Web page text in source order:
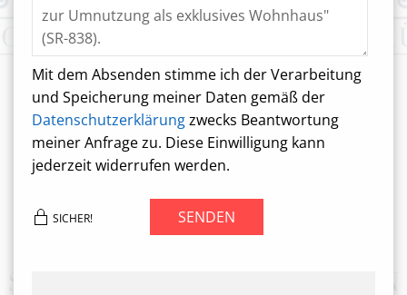
Mit dem Absenden stimme ich der Verarbeitung
und Speicherung meiner Daten gemäß der
Datenschutzerklärungzwecks Beantwortung
meiner Anfrage zu. Diese Einwilligung kann
jederzeit widerrufen werden.
SICHER! SENDEN